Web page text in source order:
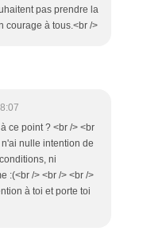
pas prendre la
courage à tous.<br />
ce point ? <br /> <br
nulle intention de
ni
:(<br /> <br /> <br />
à toi et porte toi